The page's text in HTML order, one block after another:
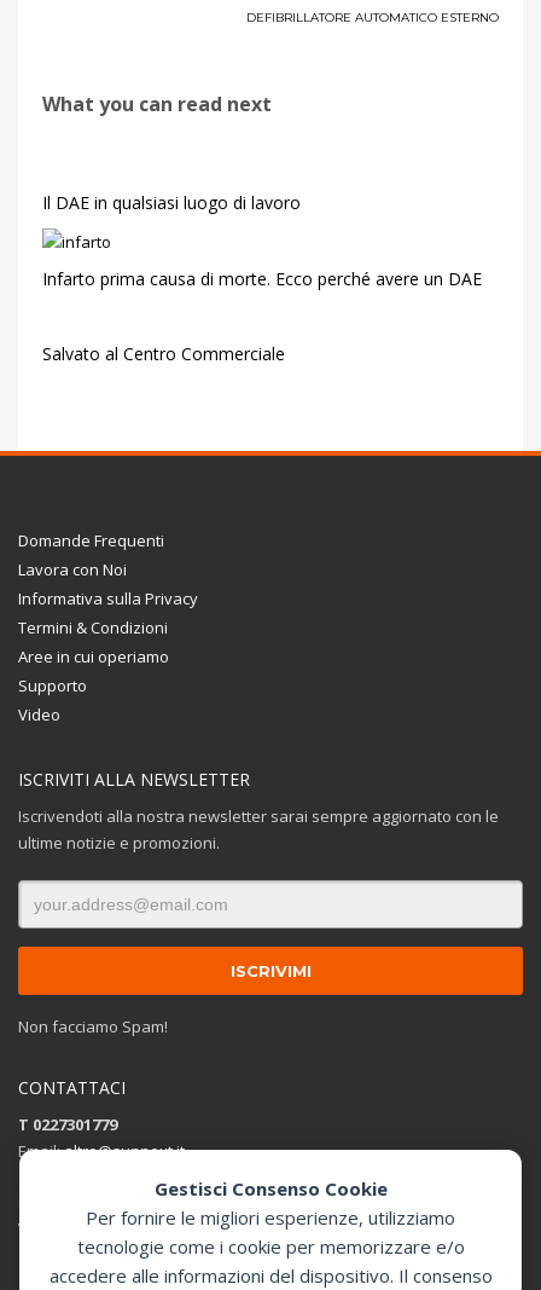
Gestisci Consenso Cookie
Per fornire le migliori esperienze, utilizziamo
tecnologie come i cookie per memorizzare e/o
accedere alle informazioni del dispositivo. Il consenso
DEFIBRILLATORE AUTOMATICO ESTERNO
What you can read next
Il DAE in qualsiasi luogo di lavoro
Infarto prima causa di morte. Ecco perché avere un DAE
Salvato al Centro Commerciale
Domande Frequenti
Lavora con Noi
Informativa sulla Privacy
Termini & Condizioni
Aree in cui operiamo
Supporto
Video
ISCRIVITI ALLA NEWSLETTER
Iscrivendoti alla nostra newsletter sarai sempre aggiornato con le
ultime notizie e promozioni.
Non facciamo Spam!
CONTATTACI
T 0227301779
Email:altro@sunnext.it
Via Perugino 44 , 20093 Cologno Monzese (MI)
Apri in Google Maps